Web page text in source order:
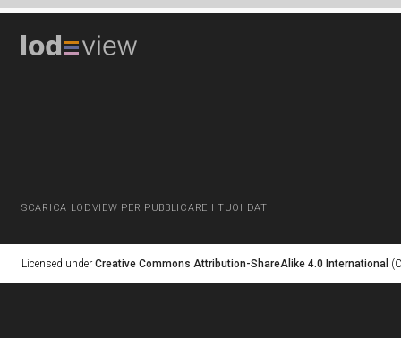
SCARICA LODVIEW PER PUBBLICARE I TUOI DATI
Licensed under Creative Commons Attribution-ShareAlike 4.0 International